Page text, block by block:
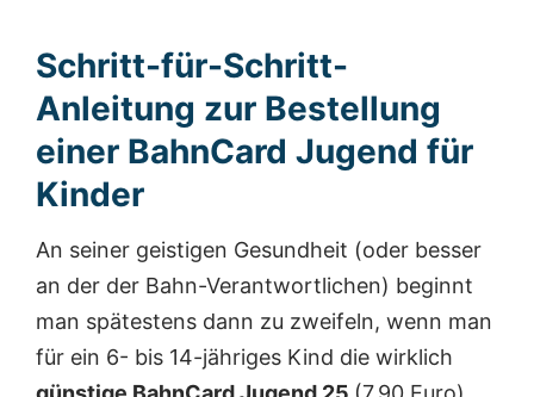
Schritt-für-Schritt-
Anleitung zur Bestellung
einer BahnCard Jugend für
Kinder
An seiner geistigen Gesundheit (oder besser
an der der Bahn-Verantwortlichen) beginnt
man spätestens dann zu zweifeln, wenn man
für ein 6- bis 14-jähriges Kind die wirklich